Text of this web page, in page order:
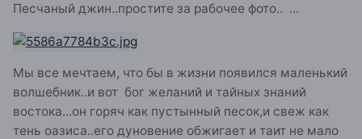
Песчаный джин..простите за рабочее фото.. ...
Мы все мечтаем, что бы в жизни появился маленький
волшебник..и вот бог желаний и тайных знаний
востока...он горяч как пустынный песок,и свеж как
тень оазиса..его дуновение обжигает и таит не мало